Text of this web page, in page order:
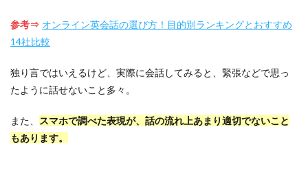
参考⇒ オンライン英会話の選び方！目的別ランキングとおすすめ
14社比較
独り言ではいえるけど、実際に会話してみると、緊張などで思っ
たように話せないこと多々。
また、
スマホで調べた表現が、話の流れ上あまり適切でないこと
もあります。